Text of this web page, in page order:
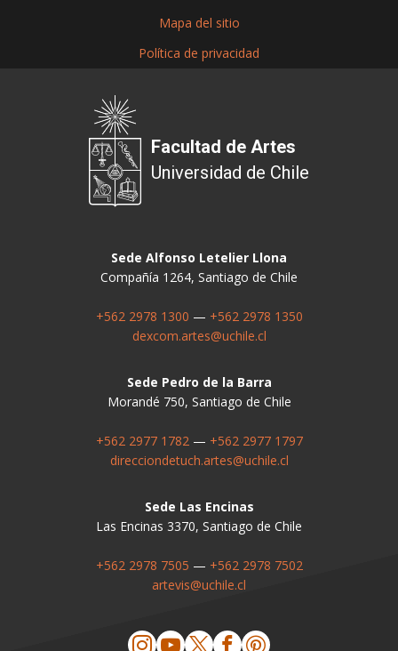
Mapa del sitio
Política de privacidad
Facultad de Artes
Universidad de Chile
Sede Alfonso Letelier Llona
Compañía 1264, Santiago de Chile
+562 2978 1300 — +562 2978 1350
dexcom.artes@uchile.cl
Sede Pedro de la Barra
Morandé 750, Santiago de Chile
+562 2977 1782— +562 2977 1797
direcciondetuch.artes@uchile.cl
Sede Las Encinas
Las Encinas 3370, Santiago de Chile
+562 2978 7505 — +562 2978 7502
artevis@uchile.cl